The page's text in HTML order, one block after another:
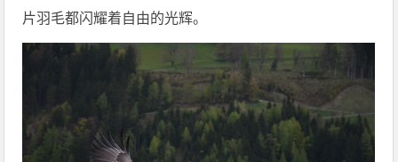
片羽毛都闪耀着自由的光辉。